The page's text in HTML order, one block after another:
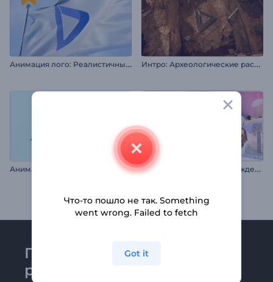
А
нимация лого: Реалистичный флаг И
нтро: Археологические раскопки
А
нимация лого: Абстракция форм З
аставка "Волшебное Рождество"
Присоединяйтесь к
рассылке Renderforest
Что-то пошло не так. Something
went wrong. Failed to fetch
Got it